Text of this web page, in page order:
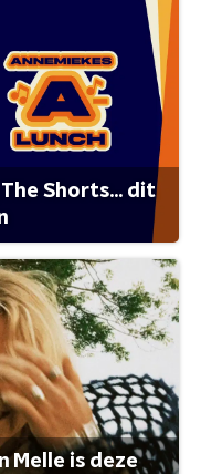
Shorts... dit
Melle is deze